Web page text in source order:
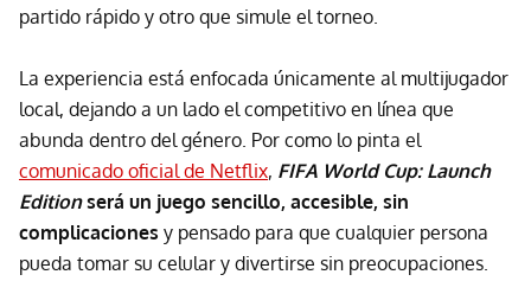
partido rápido y otro que simule el torneo.
La experiencia está enfocada únicamente al multijugador
local, dejando a un lado el competitivo en línea que
abunda dentro del género. Por como lo pinta el
comunicado oficial de Netflix, FIFA World Cup: Launch
Editionserá un juego sencillo, accesible, sin
complicaciones y pensado para que cualquier persona
pueda tomar su celular y divertirse sin preocupaciones.